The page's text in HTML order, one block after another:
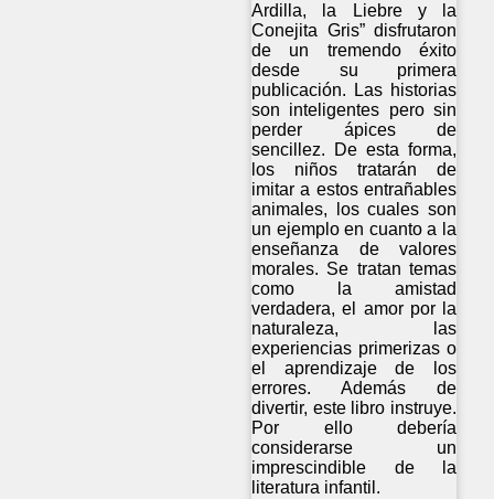
Ardilla, la Liebre y la
Conejita Gris” disfrutaron
de un tremendo éxito
desde su primera
publicación. Las historias
son inteligentes pero sin
perder ápices de
sencillez. De esta forma,
los niños tratarán de
imitar a estos entrañables
animales, los cuales son
un ejemplo en cuanto a la
enseñanza de valores
morales. Se tratan temas
como la amistad
verdadera, el amor por la
naturaleza, las
experiencias primerizas o
el aprendizaje de los
errores. Además de
divertir, este libro instruye.
Por ello debería
considerarse un
imprescindible de la
literatura infantil.